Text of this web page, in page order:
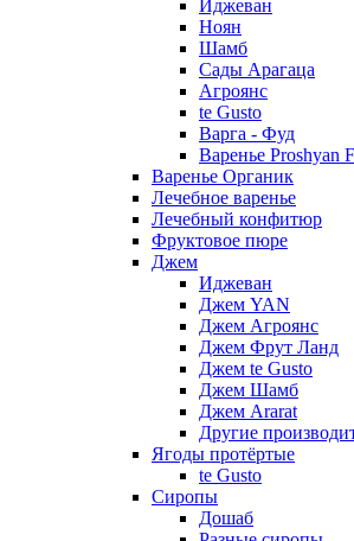
Иджеван
Ноян
Шамб
Сады Арагаца
Агроянс
te Gusto
Варга - Фуд
Варенье Proshyan
Варенье Органик
Лечебное варенье
Лечебный конфитюр
Фруктовое пюре
Джем
Иджеван
Джем YAN
Джем Агроянс
Джем Фрут Ланд
Джем te Gusto
Джем Шамб
Джем Ararat
Другие
Ягоды протёртые
te Gusto
Сиропы
Дошаб